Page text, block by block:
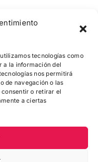
tecnologías como
a la información del
nos permitirá
de navegación o las
o retirar el
a ciertas
km clave en el
MÁS
MUNGIA